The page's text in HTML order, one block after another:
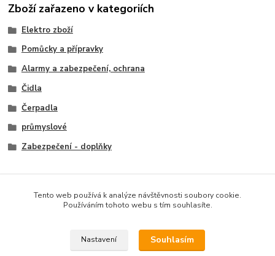
Zboží zařazeno v kategoriích
Elektro zboží
Pomůcky a přípravky
Alarmy a zabezpečení, ochrana
Čidla
Čerpadla
průmyslové
Zabezpečení - doplňky
* CENY NA PRODEJNĚ *
Tento web používá k analýze návštěvnosti soubory cookie.
Používáním tohoto webu s tím souhlasíte.
Nastavení Souhlasím